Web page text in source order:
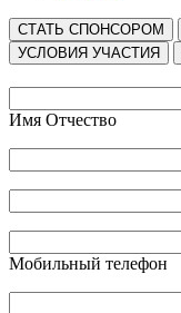
СТАТЬ СПОНСОРОМ
УСЛОВИЯ УЧАСТИЯ
Имя Отчество
Мобильный телефон